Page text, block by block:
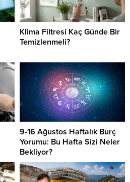
Klima Filtresi Kaç Günde Bir
Temizlenmeli?
9-16 Ağustos Haftalık Burç
Yorumu: Bu Hafta Sizi Neler
Bekliyor?